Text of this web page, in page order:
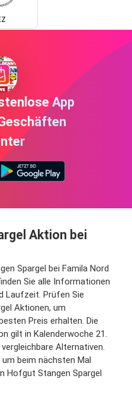
App
Aktion bei
Spargel bei Famila Nord
Sie alle Informationen
Laufzeit. Prüfen Sie
Aktionen, um
Preis erhalten. Die
gilt in Kalenderwoche 21.
Alternativen.
beim nächsten Mal
Hofgut Stangen Spargel